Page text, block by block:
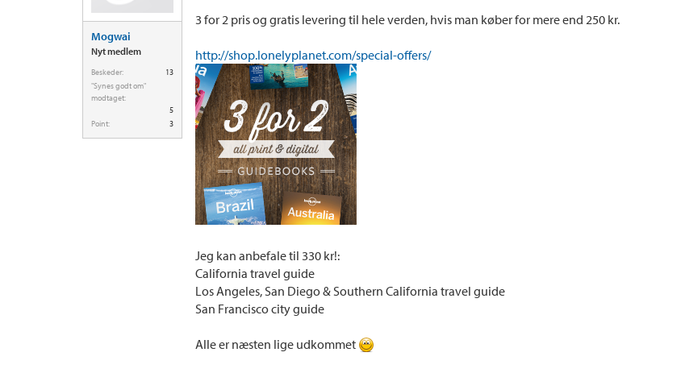
Mogwai
Nyt medlem
Beskeder:
13
"Synes godt om"
modtaget:
5
Point:
3
3 for 2 pris og gratis levering til hele verden, hvis man køber for mere end 250 kr.
http://shop.lonelyplanet.com/special-offers/
Jeg kan anbefale til 330 kr!:
California travel guide
Los Angeles, San Diego & Southern California travel guide
San Francisco city guide
Alle er næsten lige udkommet